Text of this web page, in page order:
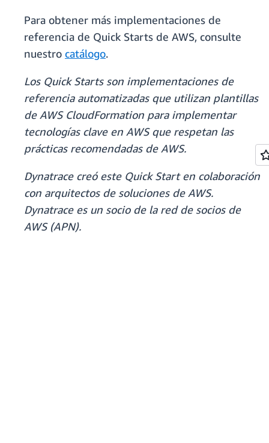
Para obtener más implementaciones de
referencia de Quick Starts de AWS, consulte
nuestro catálogo.
Los Quick Starts son implementaciones de
referencia automatizadas que utilizan plantillas
de AWS CloudFormation para implementar
tecnologías clave en AWS que respetan las
prácticas recomendadas de AWS.
Dynatrace creó este Quick Start en colaboración
con arquitectos de soluciones de AWS.
Dynatrace es un socio de la red de socios de
AWS (APN).